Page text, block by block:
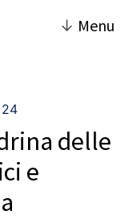
↓ Menu
delle
e